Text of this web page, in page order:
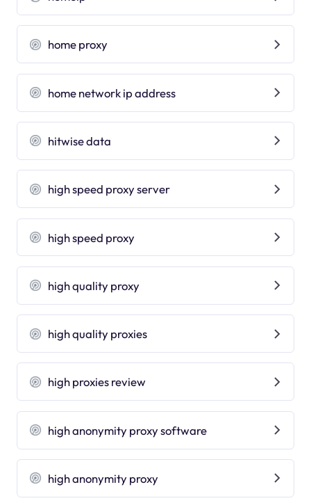
home proxy
home network ip address
hitwise data
high speed proxy server
high speed proxy
high quality proxy
high quality proxies
high proxies review
high anonymity proxy software
high anonymity proxy